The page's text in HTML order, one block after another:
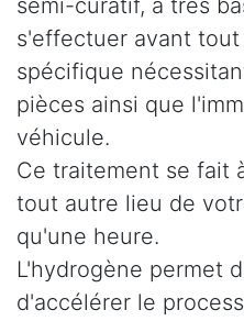
semi-curatif, à très
s'effectuer avant
spécifique
pièces ainsi que
véhicule.
Ce traitement se fait
tout autre lieu de
qu'une heure.
L'hydrogène permet
d'accélérer le